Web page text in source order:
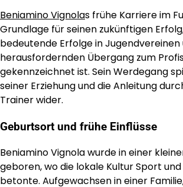
Beniamino Vignolas frühe Karriere im
Grundlage für seinen zukünftigen
bedeutende Erfolge in Jugendvereinen
herausfordernden Übergang zum
gekennzeichnet ist. Sein Werdegang
seiner Erziehung und die Anleitung
Trainer wider.
Geburtsort und frühe Einflüsse
Beniamino Vignola wurde in einer
geboren, wo die lokale Kultur Sport
betonte. Aufgewachsen in einer